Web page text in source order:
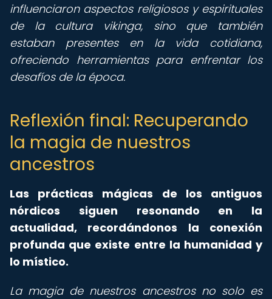
influenciaron aspectos religiosos y espirituales
de la cultura vikinga, sino que también
estaban presentes en la vida cotidiana,
ofreciendo herramientas para enfrentar los
desafíos de la época.
Reflexión final: Recuperando
la magia de nuestros
ancestros
Las prácticas mágicas de los antiguos
nórdicos siguen resonando en la
actualidad, recordándonos la conexión
profunda que existe entre la humanidad y
lo místico.
La magia de nuestros ancestros no solo es